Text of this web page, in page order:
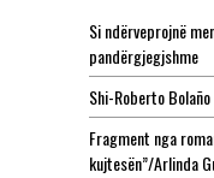
Si ndërveprojnë
pandërgjegjshme
Shi-Roberto Bolaño
Fragment nga
kujtesën”/Arlinda